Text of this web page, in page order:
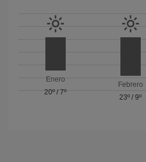
Enero
20º/7º
Febrero
23º / 9º